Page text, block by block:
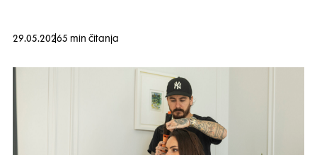
29.05.20265 min čitanja